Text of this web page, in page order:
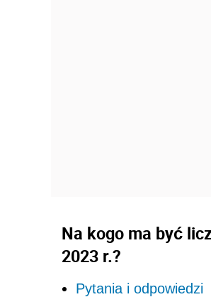
Na kogo ma być
2023 r.?
Pytania i odpowiedzi